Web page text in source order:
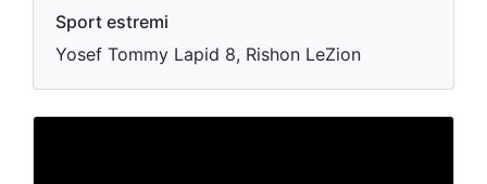
Sport estremi
Yosef Tommy Lapid 8, Rishon LeZion